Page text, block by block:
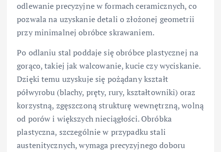
odlewanie precyzyjne w formach ceramicznych, co
pozwala na uzyskanie detali o złożonej geometrii
przy minimalnej obróbce skrawaniem.
Po odlaniu stal poddaje się obróbce plastycznej na
gorąco, takiej jak walcowanie, kucie czy wyciskanie.
Dzięki temu uzyskuje się pożądany kształt
półwyrobu (blachy, pręty, rury, kształtowniki) oraz
korzystną, zgęszczoną strukturę wewnętrzną, wolną
od porów i większych nieciągłości. Obróbka
plastyczna, szczególnie w przypadku stali
austenitycznych, wymaga precyzyjnego doboru